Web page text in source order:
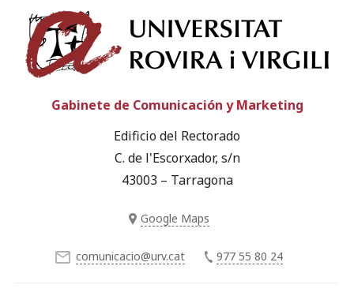
Gabinete de Comunicación y Marketing
Edificio del Rectorado
C. de l'Escorxador, s/n
43003 – Tarragona
Google Maps
comunicacio@urv.cat 977 55 80 24